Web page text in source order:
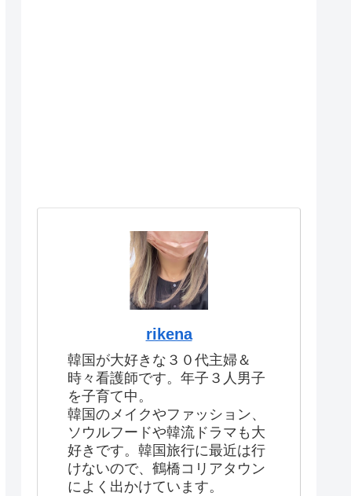
rikena
韓国が大好きな３０代主婦＆
時々看護師です。年子３人男子
を子育て中。
韓国のメイクやファッション、
ソウルフードや韓流ドラマも大
好きです。韓国旅行に最近は行
けないので、鶴橋コリアタウン
によく出かけています。